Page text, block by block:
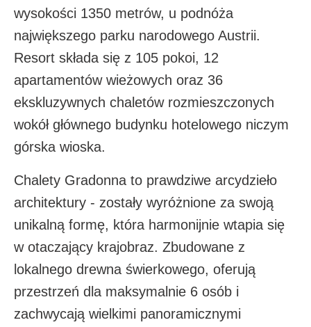
wysokości 1350 metrów, u podnóża
największego parku narodowego Austrii.
Resort składa się z 105 pokoi, 12
apartamentów wieżowych oraz 36
ekskluzywnych chaletów rozmieszczonych
wokół głównego budynku hotelowego niczym
górska wioska.
Chalety Gradonna to prawdziwe arcydzieło
architektury - zostały wyróżnione za swoją
unikalną formę, która harmonijnie wtapia się
w otaczający krajobraz. Zbudowane z
lokalnego drewna świerkowego, oferują
przestrzeń dla maksymalnie 6 osób i
zachwycają wielkimi panoramicznymi